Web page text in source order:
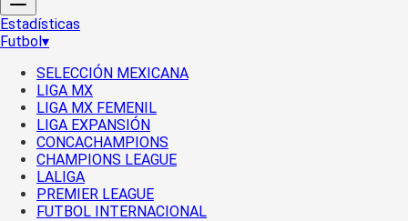
Estadísticas
Futbol▾
SELECCIÓN MEXICANA
LIGA MX
LIGA MX FEMENIL
LIGA EXPANSIÓN
CONCACHAMPIONS
CHAMPIONS LEAGUE
LALIGA
PREMIER LEAGUE
FUTBOL INTERNACIONAL